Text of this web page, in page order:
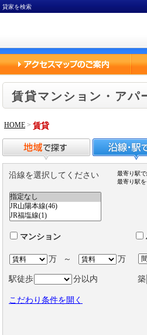
貸家を検索
賃貸マンション・アパ
HOME > 賃貸
沿線を選択してください
最寄り駅で
最寄り駅
マンション
万 ～ 万
駅徒歩 分以内 築
こだわり条件を開く